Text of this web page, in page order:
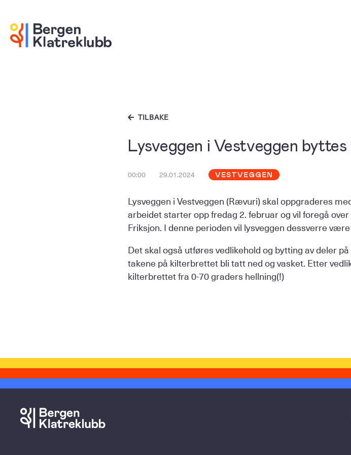
TILBAKE
Lysveggen i Vestveggen
00:00 29.01.2024 VESTVEGGEN
Lysveggen i Vestveggen (Rævuri) skal oppgraderes
arbeidet starter opp fredag 2. februar og vil foregå
Friksjon. I denne perioden vil lysveggen dessverre
Det skal også utføres vedlikehold og bytting av deler
takene på kilterbrettet bli tatt ned og vasket. Etter
kilterbrettet fra 0-70 graders hellning(!)